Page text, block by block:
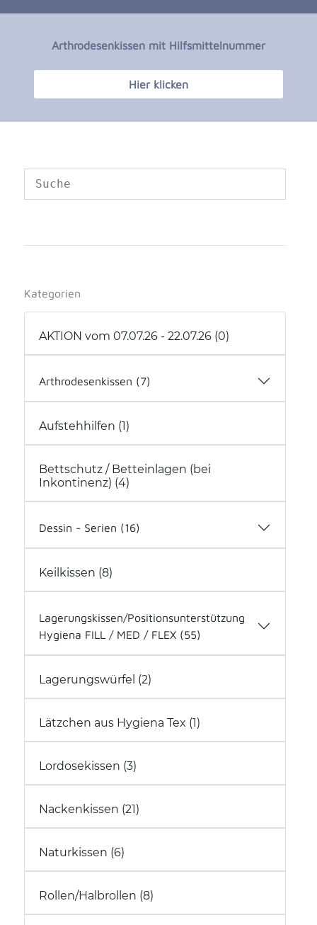
Arthrodesenkissen mit Hilfsmittelnummer
Hier klicken
Kategorien
AKTION vom 07.07.26 - 22.07.26 (0)
Arthrodesenkissen (7)
Arthrodesenkissen mit Hilfsmittelnummer
(5)
Aufstehhilfen (1)
Bettschutz / Betteinlagen (bei
Inkontinenz) (4)
Dessin - Serien (16)
Royal Inspiration (4)
Softkissen (2)
Softline Nicky (9)
Keilkissen (8)
Lagerungskissen/Positionsunterstützung
Hygiena FILL / MED / FLEX (55)
Oberkörper (12)
Rücken-/Bauch-/Seitenlage (11)
Unterkörper (22)
Lagerungskissen alle (33)
Lagerungskissen - Bezüge (22)
Lagerungswürfel (2)
Lätzchen aus Hygiena Tex (1)
Lordosekissen (3)
Nackenkissen (21)
Naturkissen (6)
Rollen/Halbrollen (8)